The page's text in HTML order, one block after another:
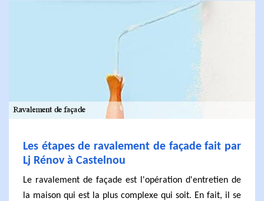
Les étapes de ravalement de façade fait par
Lj Rénov à Castelnou
Le ravalement de façade est l'opération d'entretien de
la maison qui est la plus complexe qui soit. En fait, il se